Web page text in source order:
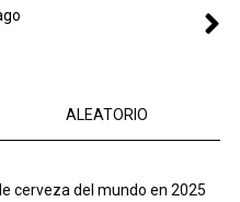
ALEATORIO
cerveza del mundo en 2025